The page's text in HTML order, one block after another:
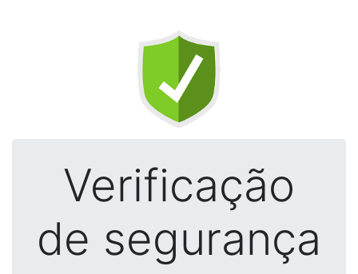
Verificação
de segurança